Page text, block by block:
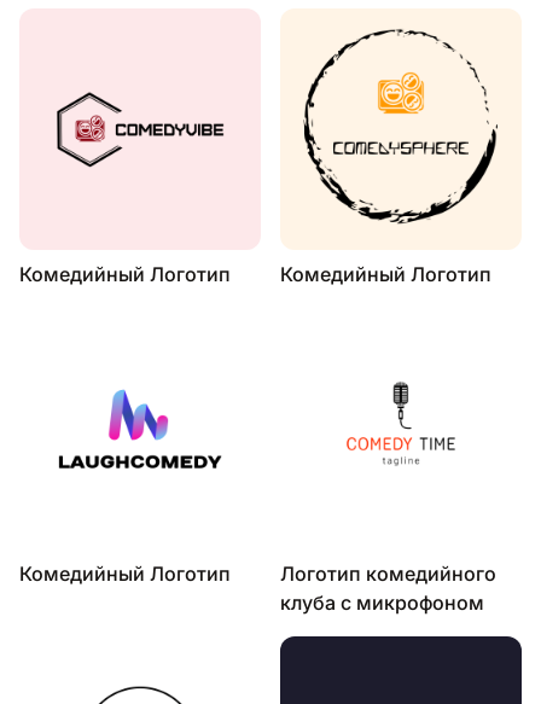
Комедийный Логотип Комедийный Логотип
Комедийный Логотип
Логотип комедийного
клуба с микрофоном